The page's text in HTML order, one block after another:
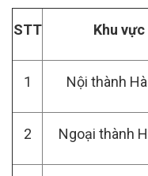
STT Khu vực
1 Nội thành
2 Ngoại thành